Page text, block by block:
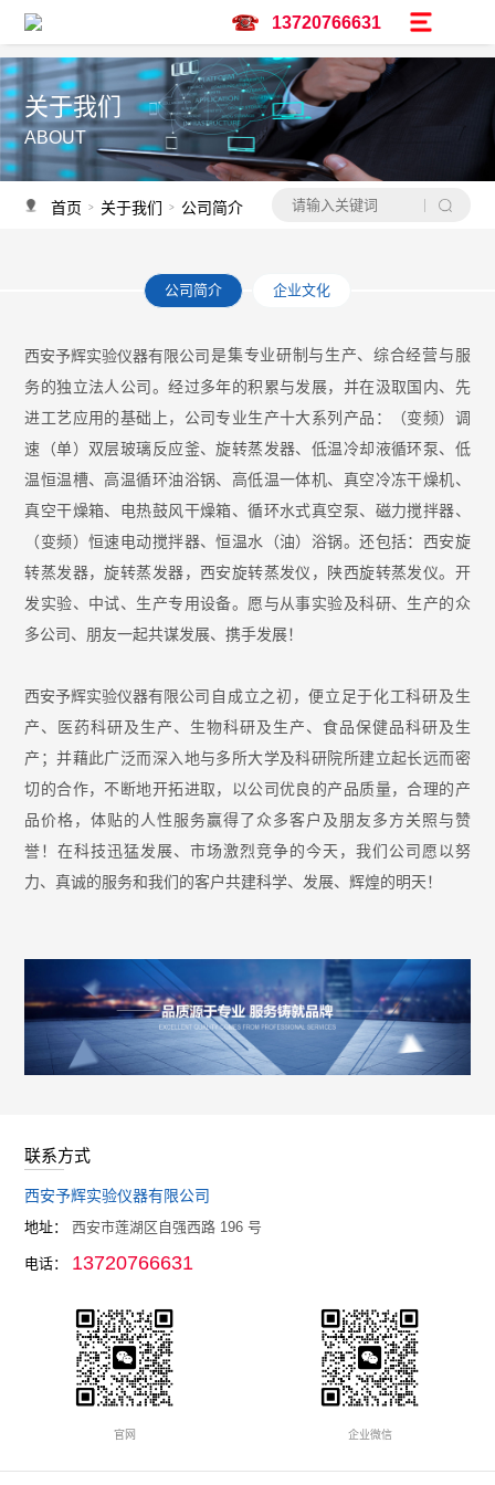
13720766631
关于我们
ABOUT
首页 > 关于我们 > 公司简介
公司简介 企业文化
西安予辉实验仪器有限公司是集专业研制与生产、综合经营与服
务的独立法人公司。经过多年的积累与发展，并在汲取国内、先
进工艺应用的基础上，公司专业生产十大系列产品：（变频）调
速（单）双层玻璃反应釜、旋转蒸发器、低温冷却液循环泵、低
温恒温槽、高温循环油浴锅、高低温一体机、真空冷冻干燥机、
真空干燥箱、电热鼓风干燥箱、循环水式真空泵、磁力搅拌器、
（变频）恒速电动搅拌器、恒温水（油）浴锅。还包括：西安旋
转蒸发器，旋转蒸发器，西安旋转蒸发仪，陕西旋转蒸发仪。开
发实验、中试、生产专用设备。愿与从事实验及科研、生产的众
多公司、朋友一起共谋发展、携手发展！
西安予辉实验仪器有限公司 自成立之初，便立足于化工科研及生
产、医药科研及生产、生物科研及生产、食品保健品科研及生
产；并藉此广泛而深入地与多所大学及科研院所建立起长远而密
切的合作，不断地开拓进取，以公司优良的产品质量，合理的产
品价格，体贴的人性服务赢得了众多客户及朋友多方关照与赞
誉！在科技迅猛发展、市场激烈竞争的今天，我们公司愿以努
力、真诚的服务和我们的客户共建科学、发展、辉煌的明天！
联系方式
西安予辉实验仪器有限公司
地址： 西安市莲湖区自强西路 196 号
电话： 13720766631
官网 企业微信